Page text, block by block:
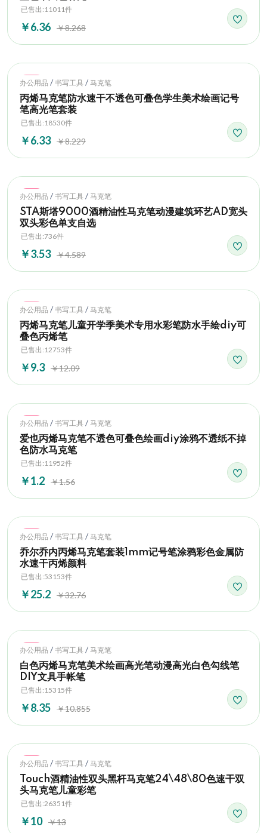
已售出:11011件
￥6.36 ￥8.268
Hot
办公用品 / 书写工具 / 马克笔
丙烯马克笔防水速干不透色可叠色学生美术绘画记号
笔高光笔套装
已售出:18530件
￥6.33 ￥8.229
Hot
办公用品 / 书写工具 / 马克笔
STA斯塔9000酒精油性马克笔动漫建筑环艺AD宽头
双头彩色单支自选
已售出:736件
￥3.53 ￥4.589
Hot
办公用品 / 书写工具 / 马克笔
丙烯马克笔儿童开学季美术专用水彩笔防水手绘diy可
叠色丙烯笔
已售出:12753件
￥9.3 ￥12.09
Hot
办公用品 / 书写工具 / 马克笔
爱也丙烯马克笔不透色可叠色绘画diy涂鸦不透纸不掉
色防水马克笔
已售出:11952件
￥1.2 ￥1.56
Hot
办公用品 / 书写工具 / 马克笔
乔尔乔内丙烯马克笔套装1mm记号笔涂鸦彩色金属防
水速干丙烯颜料
已售出:53153件
￥25.2 ￥32.76
Hot
办公用品 / 书写工具 / 马克笔
白色丙烯马克笔美术绘画高光笔动漫高光白色勾线笔
DIY文具手帐笔
已售出:15315件
￥8.35 ￥10.855
Hot
办公用品 / 书写工具 / 马克笔
Touch酒精油性双头黑杆马克笔24\48\80色速干双
头马克笔儿童彩笔
已售出:26351件
￥10 ￥13